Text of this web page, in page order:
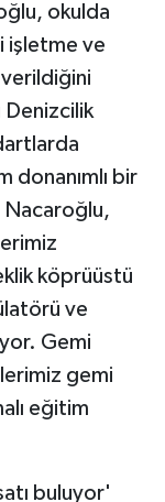
okulda
işletme ve
Denizcilik
donanımlı bir
Nacaroğlu,
köprüüstü
ve
Gemi
gemi
eğitim
buluyor'